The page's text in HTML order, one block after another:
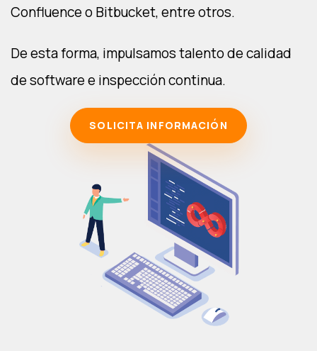
Confluence o Bitbucket, entre otros.
De esta forma, impulsamos talento de calidad
de software e inspección continua.
SOLICITA INFORMACIÓN